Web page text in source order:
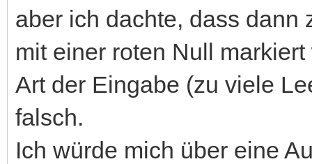
aber ich dachte, dass dann
mit einer roten Null
Art der Eingabe (zu viele
falsch.
Ich würde mich über eine